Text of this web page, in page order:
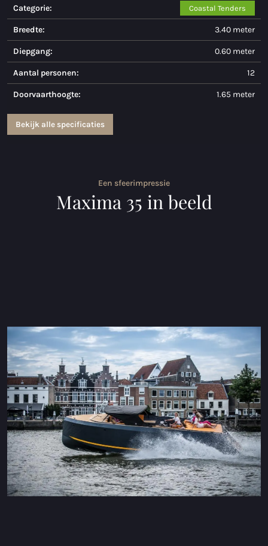
Maxima 730
Maxima 730I
Maxima 820 retro
Maxima 920 cabin
Maxima 650 Flying Lounge
Elektrische sloepen
Maxima 630 Elektrisch
Maxima 720 retro Elektrisch
Maxima 820 retro Elektrisch
Maxima 650 Flying Lounge Elektrisch
Maxima 750 Flying Lounge Electrisch
Alle Elektrisch modellen
Categorie: Coastal Tenders
Breedte: 3.40 meter
Diepgang: 0.60 meter
Aantal personen: 12
Doorvaarthoogte: 1.65 meter
Bekijk alle specificaties
Een sfeerimpressie
Maxima 35 in beeld